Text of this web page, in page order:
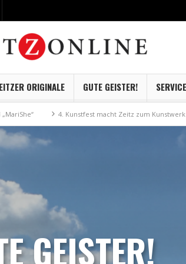
ORIGINALE GUTE GEISTER! SERVICE
4. Kunstfest macht Zeitz zum Kunstwerk
GEISTER!